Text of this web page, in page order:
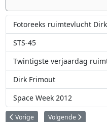
Fotoreeks ruimtevlucht
STS-45
Twintigste verjaardag
Dirk Frimout
Space Week 2012
Vorig artikel: STS-45
Vorige Volgende artikel:
Volgende